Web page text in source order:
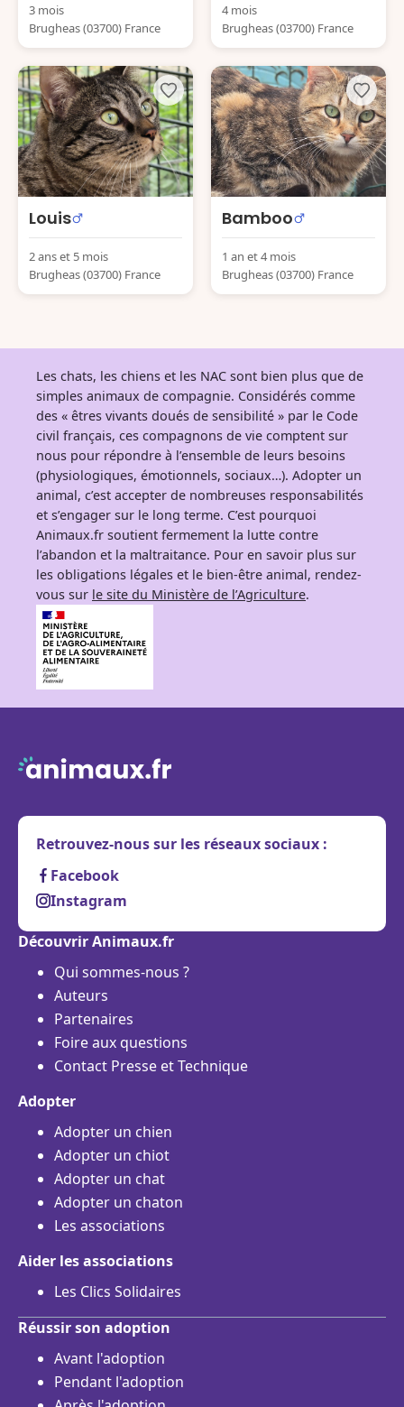
3 mois
Brugheas (03700) France
4 mois
Brugheas (03700) France
Louis
2 ans et 5 mois
Brugheas (03700) France
Bamboo
1 an et 4 mois
Brugheas (03700) France
Les chats, les chiens et les NAC sont bien plus que de
simples animaux de compagnie. Considérés comme
des « êtres vivants doués de sensibilité » par le Code
civil français, ces compagnons de vie comptent sur
nous pour répondre à l’ensemble de leurs besoins
(physiologiques, émotionnels, sociaux…). Adopter un
animal, c’est accepter de nombreuses responsabilités
et s’engager sur le long terme. C’est pourquoi
Animaux.fr soutient fermement la lutte contre
l’abandon et la maltraitance. Pour en savoir plus sur
les obligations légales et le bien-être animal, rendez-
vous sur le site du Ministère de l’Agriculture.
Retrouvez-nous sur les réseaux sociaux :
Facebook
Instagram
Découvrir Animaux.fr
Qui sommes-nous ?
Auteurs
Partenaires
Foire aux questions
Contact Presse et Technique
Adopter
Adopter un chien
Adopter un chiot
Adopter un chat
Adopter un chaton
Les associations
Aider les associations
Les Clics Solidaires
Réussir son adoption
Avant l'adoption
Pendant l'adoption